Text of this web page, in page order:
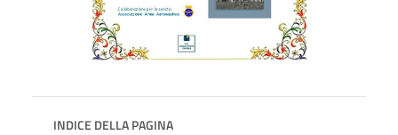
INDICE DELLA PAGINA